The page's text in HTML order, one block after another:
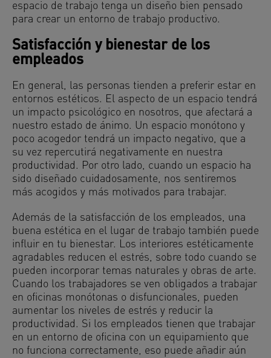
espacio de trabajo tenga un diseño bien pensado
para crear un entorno de trabajo productivo.
Satisfacción y bienestar de los
empleados
En general, las personas tienden a preferir estar en
entornos estéticos. El aspecto de un espacio tendrá
un impacto psicológico en nosotros, que afectará a
nuestro estado de ánimo. Un espacio monótono y
poco acogedor tendrá un impacto negativo, que a
su vez repercutirá negativamente en nuestra
productividad. Por otro lado, cuando un espacio ha
sido diseñado cuidadosamente, nos sentiremos
más acogidos y más motivados para trabajar.
Además de la satisfacción de los empleados, una
buena estética en el lugar de trabajo también puede
influir en tu bienestar. Los interiores estéticamente
agradables reducen el estrés, sobre todo cuando se
pueden incorporar temas naturales y obras de arte.
Cuando los trabajadores se ven obligados a trabajar
en oficinas monótonas o disfuncionales, pueden
aumentar los niveles de estrés y reducir la
productividad. Si los empleados tienen que trabajar
en un entorno de oficina con un equipamiento que
no funciona correctamente, eso puede añadir aún